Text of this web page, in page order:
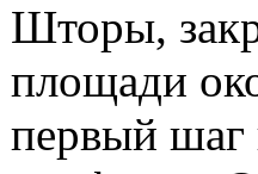
Шторы,
площади
первый шаг